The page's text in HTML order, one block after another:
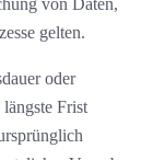
von Daten,
gelten.
oder
Frist